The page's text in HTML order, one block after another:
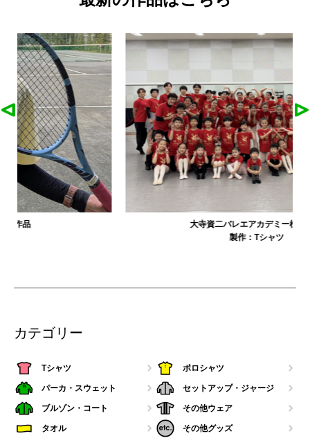
大寺資二バレエアカデミー様の作品
カテゴリー
Tシャツ ポロシャツ
パーカ・スウェット セットアップ・ジャージ
ブルゾン・コート その他ウェア
タオル その他グッズ